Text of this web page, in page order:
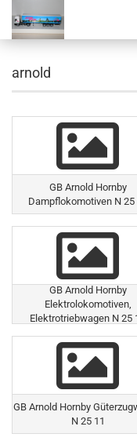
arnold
GB Arnold Hornby
Dampflokomotiven N 25
GB Arnold Hornby
Elektrolokomotiven,
Elektrotriebwagen N 25
GB Arnold Hornby
N 25 11